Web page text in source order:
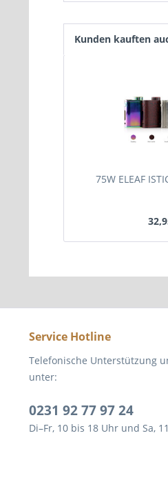
Kunden kauften
75W ELEAF
Service Hotline
Telefonische Unterstützung
unter:
0231 92 77 97 24
Di–Fr, 10 bis 18 Uhr und Sa,